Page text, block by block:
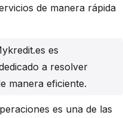
de manera rápida
es
a resolver
manera eficiente.
es una de las